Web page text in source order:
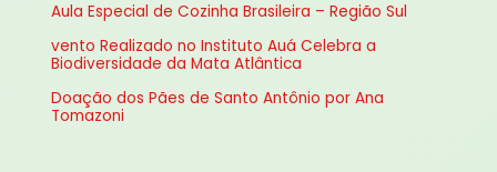
p
o
:
Aula Especial de Cozinha Brasileira – Região Sul
vento Realizado no Instituto Auá Celebra a
Biodiversidade da Mata Atlântica
Doação dos Pães de Santo Antônio por Ana
Tomazoni